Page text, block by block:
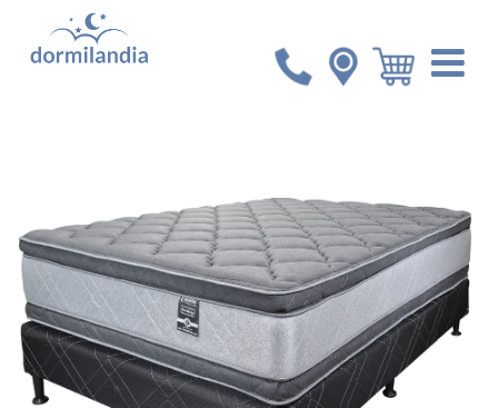
Inicio Colchones Set imperial Cosmic Doble Euro